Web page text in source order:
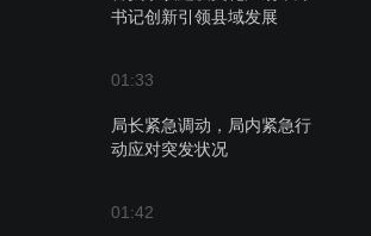
书记创新引领县域发展
01:33
局长紧急调动，局内紧急行
动应对突发状况
01:42